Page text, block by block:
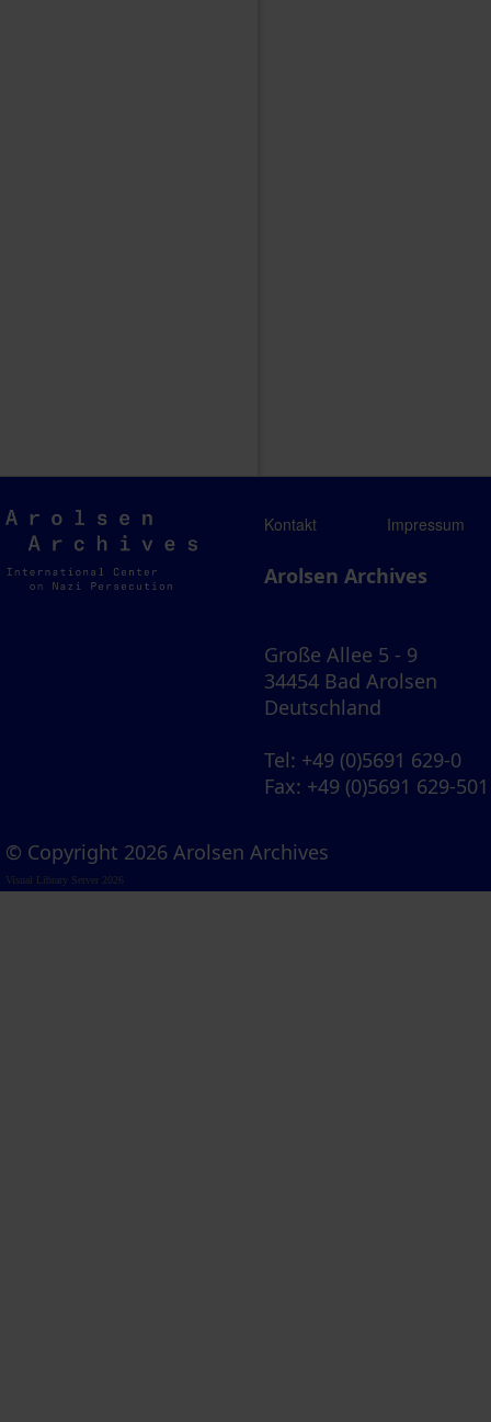
Arolsen
Archives
Kontakt Impressum
Arolsen Archives
Große Allee 5 - 9
34454 Bad Arolsen
Deutschland
Tel: +49 (0)5691 629-0
Fax: +49 (0)5691 629-501
© Copyright 2026 Arolsen Archives
Visual Library Server 2026